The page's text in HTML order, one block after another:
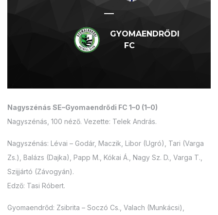
—
GYOMAENDRŐDI
FC
Nagyszénás SE–Gyomaendrődi FC 1–0 (1–0)
Nagyszénás, 100 néző. Vezette: Telek András.
Nagyszénás: Lévai – Godár, Maczik, Libor (Ugró), Tari (Varga
Zs.), Balázs (Dajka), Papp M., Kókai Á., Nagy Sz. D., Varga T.,
Szijjártó (Závogyán).
Edző: Tasi Róbert.
Gyomaendrőd: Zsibrita – Soczó Cs., Valach (Munkácsi),